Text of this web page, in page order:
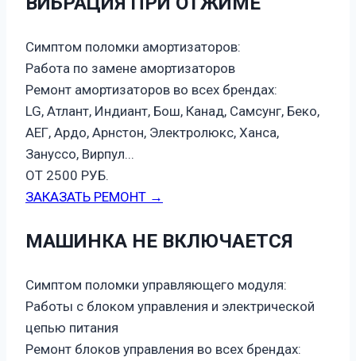
Симптом поломки амортизаторов:
Работа по замене амортизаторов
Ремонт амортизаторов во всех брендах:
LG, Атлант, Индиант, Бош, Канад, Самсунг, Беко,
АЕГ, Ардо, Арнстон, Электролюкс, Ханса,
Зануссо, Вирпул...
ОТ 2500 РУБ.
ЗАКАЗАТЬ РЕМОНТ →
МАШИНКА НЕ ВКЛЮЧАЕТСЯ
Симптом поломки управляющего модуля:
Работы с блоком управления и электрической
цепью питания
Ремонт блоков управления во всех брендах: